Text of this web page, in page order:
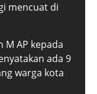
mencuat di
M AP kepada
ada 9
warga kota